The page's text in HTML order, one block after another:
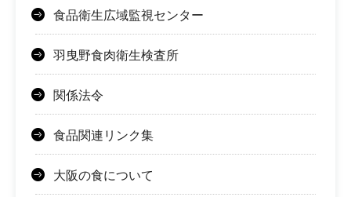
食品衛生広域監視センター
羽曳野食肉衛生検査所
関係法令
食品関連リンク集
大阪の食について